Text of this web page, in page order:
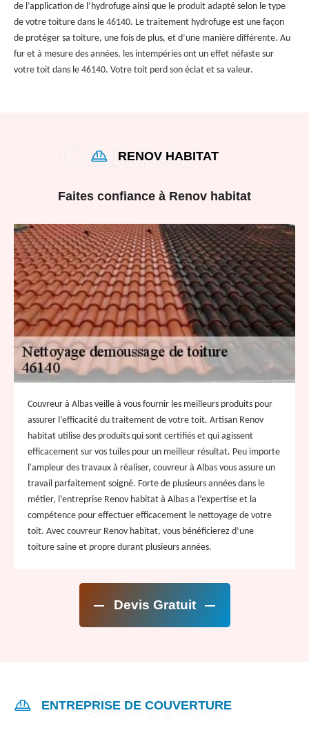
de l’application de l’hydrofuge ainsi que le produit adapté selon le type
de votre toiture dans le 46140. Le traitement hydrofuge est une façon
de protéger sa toiture, une fois de plus, et d’une manière différente. Au
fur et à mesure des années, les intempéries ont un effet néfaste sur
votre toit dans le 46140. Votre toit perd son éclat et sa valeur.
RENOV HABITAT
Faites confiance à Renov habitat
Couvreur à Albas veille à vous fournir les meilleurs produits pour
assurer l’efficacité du traitement de votre toit. Artisan Renov
habitat utilise des produits qui sont certifiés et qui agissent
efficacement sur vos tuiles pour un meilleur résultat. Peu importe
l'ampleur des travaux à réaliser, couvreur à Albas vous assure un
travail parfaitement soigné. Forte de plusieurs années dans le
métier, l’entreprise Renov habitat à Albas a l’expertise et la
compétence pour effectuer efficacement le nettoyage de votre
toit. Avec couvreur Renov habitat, vous bénéficierez d’une
toiture saine et propre durant plusieurs années.
Devis Gratuit
ENTREPRISE DE COUVERTURE